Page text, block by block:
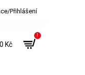
Přihlášení
Kč
!